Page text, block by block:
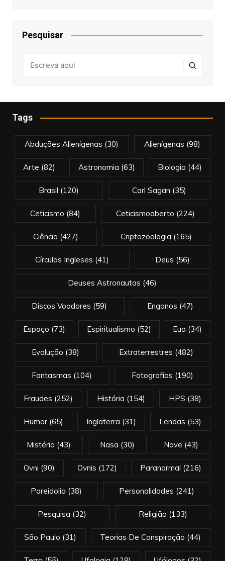
Pesquisar
Tags
Abduções Alienígenas (30) Alienígenas (98)
Arte (82) Astronomia (63) Biologia (44)
Brasil (120) Carl Sagan (35)
Ceticismo (84) Ceticismoaberto (224)
Ciência (427) Criptozoologia (165)
Círculos Ingleses (41) Deus (56)
Deuses Astronautas (46)
Discos Voadores (59) Enganos (47)
Espaço (73) Espiritualismo (52) Eua (34)
Evolução (38) Extraterrestres (482)
Fantasmas (104) Fotografias (190)
Fraudes (252) História (154) HPS (38)
Humor(65) Inglaterra (31) Lendas (53)
Mistério (43) Nasa (30) Nave (43)
Ovni (90) Ovnis (172) Paranormal (216)
Pareidolia (38) Personalidades (241)
Pesquisa (32) Religião (133)
São Paulo (31) Teorias De Conspiração (44)